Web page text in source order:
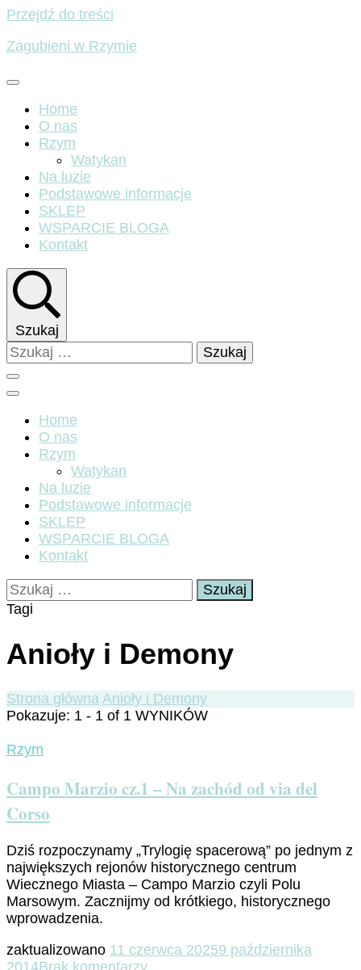
Przejdź do treści
Zagubieni w Rzymie
Home
O nas
Rzym
Watykan
Na luzie
Podstawowe informacje
SKLEP
WSPARCIE BLOGA
Kontakt
Szukaj
Szukaj:
Home
O nas
Rzym
Watykan
Na luzie
Podstawowe informacje
SKLEP
WSPARCIE BLOGA
Kontakt
Szukaj:
Tagi
Anioły i Demony
Strona główna Anioły i Demony
Pokazuje: 1 - 1 of 1 WYNIKÓW
Rzym
Campo Marzio cz.1 – Na zachód od via del
Corso
Dziś rozpoczynamy „Trylogię spacerową” po jednym z
największych rejonów historycznego centrum
Wiecznego Miasta – Campo Marzio czyli Polu
Marsowym. Zacznijmy od krótkiego, historycznego
wprowadzenia.
zaktualizowano 11 czerwca 20259 października
do